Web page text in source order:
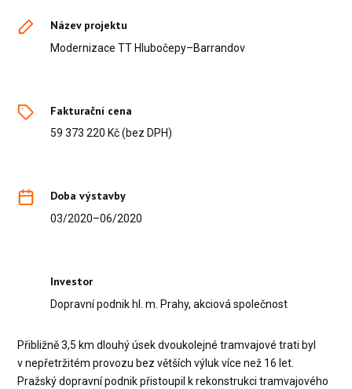
Název projektu
Modernizace TT Hlubočepy–Barrandov
Fakturační cena
59 373 220 Kč (bez DPH)
Doba výstavby
03/2020–06/2020
Investor
Dopravní podnik hl. m. Prahy, akciová společnost
Přibližně 3,5 km dlouhý úsek dvoukolejné tramvajové trati byl
v nepřetržitém provozu bez větších výluk více než 16 let.
Pražský dopravní podnik přistoupil k rekonstrukci tramvajového